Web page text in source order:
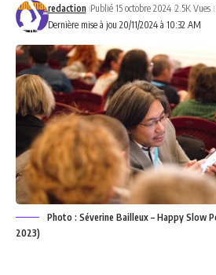
Dernière mise à jou 20/11/2024 à 10:32 AM
redaction Publié 15 octobre 2024 2.5K Vues
Photo : Séverine Bailleux – Happy Slow
2023)